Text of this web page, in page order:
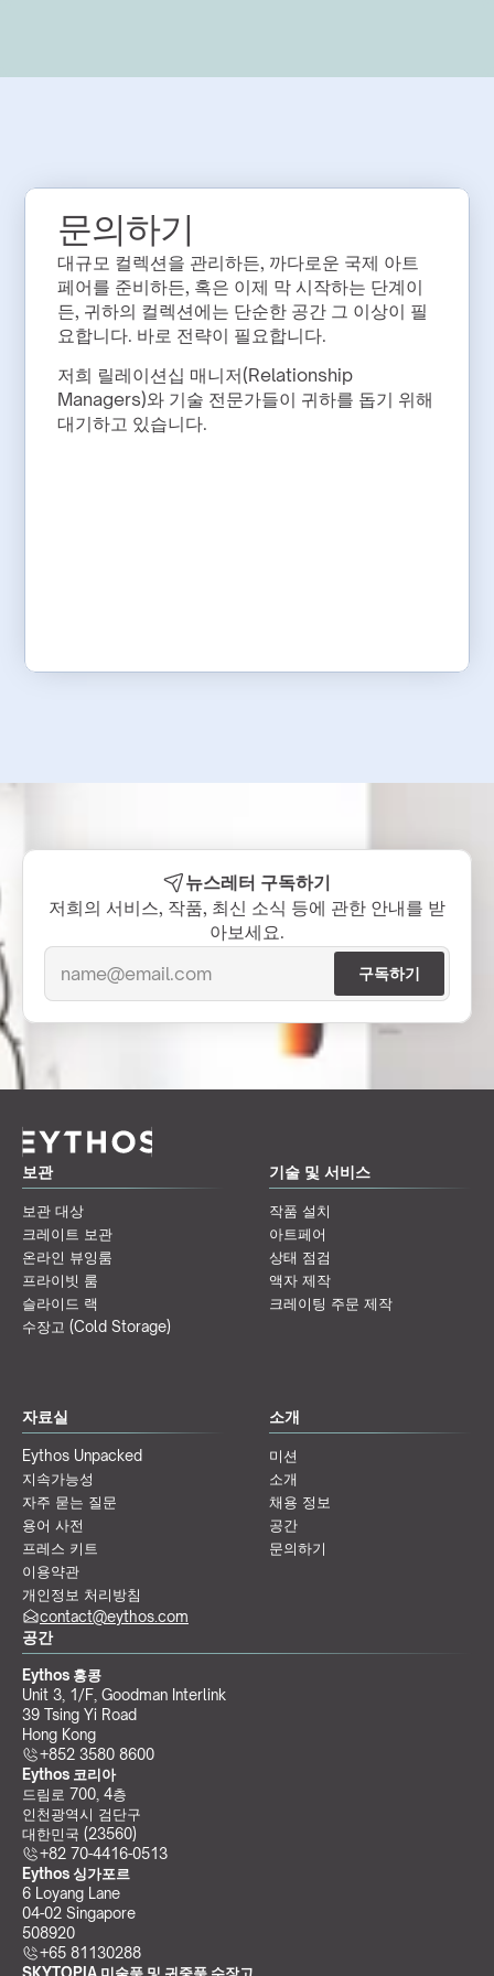
문의하기
대규모 컬렉션을 관리하든, 까다로운 국제 아트
페어를 준비하든, 혹은 이제 막 시작하는 단계이
든, 귀하의 컬렉션에는 단순한 공간 그 이상이 필
요합니다. 바로 전략이 필요합니다.
저희 릴레이션십 매니저(Relationship
Managers)와 기술 전문가들이 귀하를 돕기 위해
대기하고 있습니다.
뉴스레터 구독하기
저희의 서비스, 작품, 최신 소식 등에 관한 안내를 받
아보세요.
보관
보관 대상
크레이트 보관
온라인 뷰잉룸
프라이빗 룸
슬라이드 랙
수장고 (Cold Storage)
기술 및 서비스
작품 설치
아트페어
상태 점검
액자 제작
크레이팅 주문 제작
자료실
Eythos Unpacked
지속가능성
자주 묻는 질문
용어 사전
프레스 키트
이용약관
개인정보 처리방침
소개
미션
소개
채용 정보
공간
문의하기
공간
Eythos 홍콩
Unit 3, 1/F, Goodman Interlink
39 Tsing Yi Road
Hong Kong
+852 3580 8600
Eythos 코리아
드림로 700, 4층
인천광역시 검단구
대한민국 (23560)
+82 70-4416-0513
Eythos 싱가포르
6 Loyang Lane
04-02 Singapore
508920
+65 81130288
contact@eythos.com